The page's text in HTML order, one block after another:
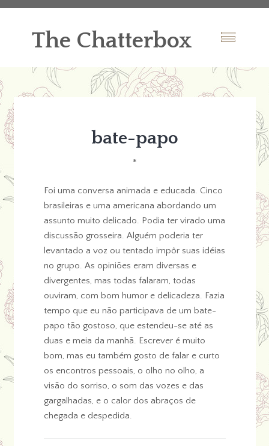
The Chatterbox
bate-papo
*
Foi uma conversa animada e educada. Cinco
brasileiras e uma americana abordando um
assunto muito delicado. Podia ter virado uma
discussão grosseira. Alguém poderia ter
levantado a voz ou tentado impôr suas idéias
no grupo. As opiniões eram diversas e
divergentes, mas todas falaram, todas
ouviram, com bom humor e delicadeza. Fazia
tempo que eu não participava de um bate-
papo tão gostoso, que estendeu-se até as
duas e meia da manhã. Escrever é muito
bom, mas eu também gosto de falar e curto
os encontros pessoais, o olho no olho, a
visão do sorriso, o som das vozes e das
gargalhadas, e o calor dos abraços de
chegada e despedida.